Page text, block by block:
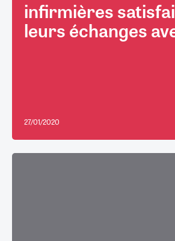
infirmières
leurs échanges
27/01/2020